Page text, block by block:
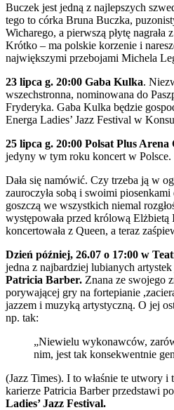
Buczek jest jedną z najlepszych
tego to córka Bruna Buczka,
Wicharego, a pierwszą płytę nagrała
Krótko – ma polskie korzenie i
największymi przebojami Michela
23 lipca g. 20:00 Gaba Kulka.
wszechstronna, nominowana do
Fryderyka. Gaba Kulka będzie
Energa Ladies’ Jazz Festival w
25 lipca g. 20:00 Polsat Plus
jedyny w tym roku koncert w Polsce.
Dała się namówić. Czy trzeba ją w
zauroczyła sobą i swoimi
goszczą we wszystkich niemal
występowała przed królową
koncertowała z Queen, a teraz
Dzień później, 26.07 o 17:00 w
jedna z najbardziej lubianych
Patricia Barber. Znana ze swojego
porywającej gry na fortepianie
jazzem i muzyką artystyczną. O jej
np. tak:
„Niewielu wykonawców,
nim, jest tak konsekwentnie
(Jazz Times). I to właśnie te utwory i
karierze Patricia Barber przedstawi
Ladies’ Jazz Festival.